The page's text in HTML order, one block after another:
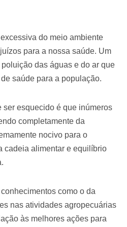
do meio ambiente
para a nossa saúde. Um
das águas e do ar que
saúde para a população.
ser esquecido é que inúmeros
completamente da
nocivo para o
cadeia alimentar e equilíbrio
como o da
nas atividades agropecuárias
às melhores ações para